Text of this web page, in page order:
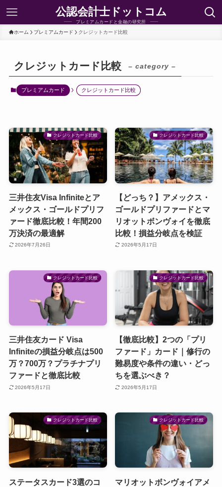
公認会計士ドットコム
プレミアムカードと金融の研究所
ホーム プレミアムカード クレジットカード比較
クレジットカード比較 – category –
プレミアムカード クレジットカード比較
クレジットカード比較
三井住友Visa Infiniteとア
メックス・ゴールドプリフ
ァード徹底比較！年間200
万決済の最適解
2026年7月26日
クレジットカード比較
【どっち？】アメックス・
ゴールドプリファードとマ
リオットボンヴォイを徹底
比較！損益分岐点を検証
2026年5月17日
クレジットカード比較
三井住友カード Visa
Infiniteの損益分岐点は500
万？700万？プラチナプリ
ファードと徹底比較
2026年5月17日
クレジットカード比較
【徹底比較】2つの「プリ
ファード」カード｜修行の
難易度や条件の違い・どっ
ちを選ぶべき？
2026年5月17日
クレジットカード比較
ステータスカード3選のコ
クレジットカード比較
マリオットボンヴォイアメ